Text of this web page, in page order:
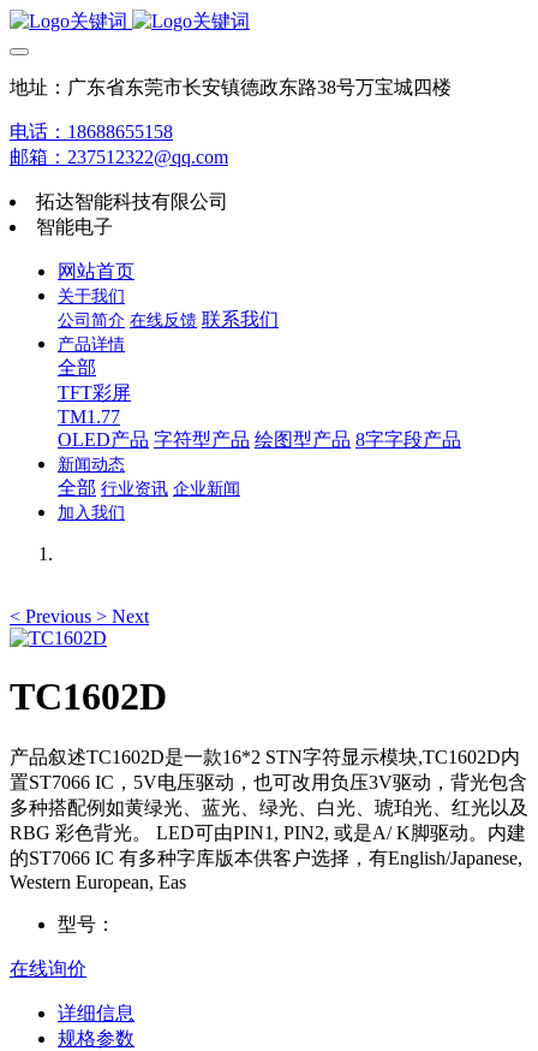
地址：广东省东莞市长安镇德政东路38号万宝城四楼
电话：18688655158
邮箱：237512322@qq.com
拓达智能科技有限公司
智能电子
网站首页
关于我们
公司简介 在线反馈 联系我们
产品详情
全部
TFT彩屏
TM1.77
OLED产品 字符型产品 绘图型产品 8字字段产品
新闻动态
全部 行业资讯 企业新闻
加入我们
< Previous > Next
TC1602D
产品叙述TC1602D是一款16*2 STN字符显示模块,TC1602D内
置ST7066 IC，5V电压驱动，也可改用负压3V驱动，背光包含
多种搭配例如黄绿光、蓝光、绿光、白光、琥珀光、红光以及
RBG 彩色背光。 LED可由PIN1, PIN2, 或是A/ K脚驱动。内建
的ST7066 IC 有多种字库版本供客户选择，有English/Japanese,
Western European, Eas
型号：
在线询价
详细信息
规格参数